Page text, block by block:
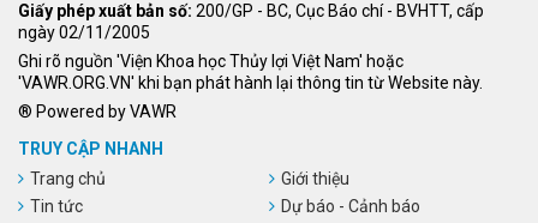
Giấy phép xuất bản số: 200/GP - BC, Cục Báo chí - BVHTT, cấp
ngày 02/11/2005
Ghi rõ nguồn 'Viện Khoa học Thủy lợi Việt Nam' hoặc
'VAWR.ORG.VN' khi bạn phát hành lại thông tin từ Website này.
® Powered by VAWR
TRUY CẬP NHANH
Trang chủ
Giới thiệu
Tin tức
Dự báo - Cảnh báo